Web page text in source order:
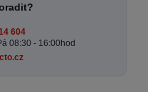
604
08:30 - 16:00hod